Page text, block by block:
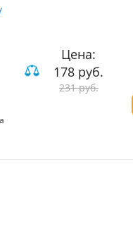
Цена:
178 руб.
231 руб.